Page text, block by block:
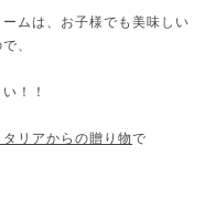
ムは、お子様でも美味しい
、
！！
タリアからの贈り物で